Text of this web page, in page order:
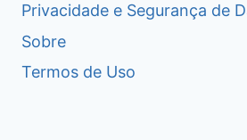
Privacidade e Segurança de
Sobre
Termos de Uso